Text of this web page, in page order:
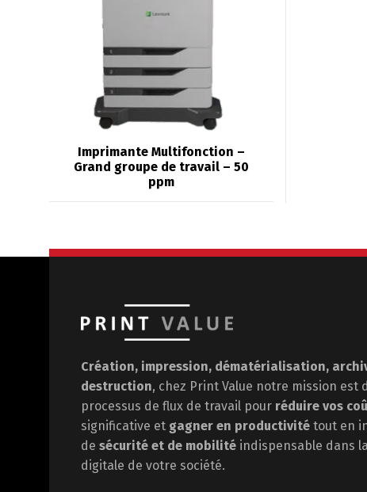
Imprimante Multifonction –
Grand groupe de travail – 50
ppm
Création, impression, dématérialisation,
destruction, chez Print Value notre mission est
processus de flux de travail pour réduire vos
significative et gagner en productivité tout en
de sécurité et de mobilité indispensable dans
digitale de votre société.